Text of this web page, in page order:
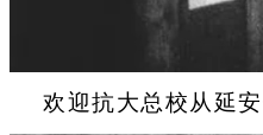
欢迎抗大总校从延